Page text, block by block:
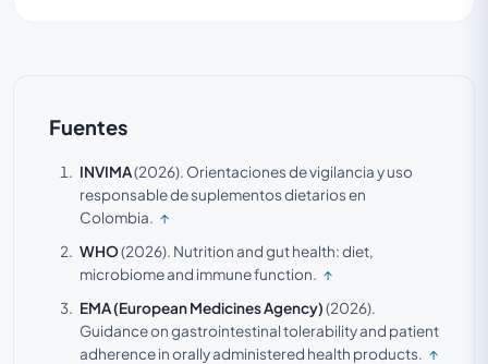
Fuentes
INVIMA(2026). Orientaciones de vigilancia y uso
responsable de suplementos dietarios en
Colombia. ↑
WHO(2026). Nutrition and gut health: diet,
microbiome and immune function. ↑
EMA (European Medicines Agency)(2026).
Guidance on gastrointestinal tolerability and patient
adherence in orally administered health products. ↑